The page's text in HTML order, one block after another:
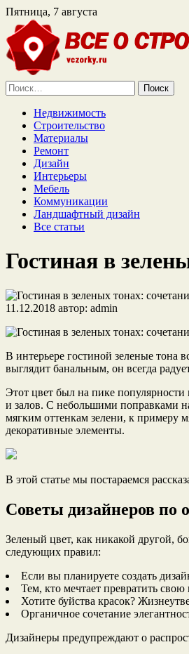
Пятница, 7 августа
Найти:
Недвижимость
Строительство
Материалы
Ремонт
Дизайн
Интерьеры
Мебель
Коммуникации
Ландшафтный дизайн
Все статьи
Гостиная в
11.12.2018 автор: admin
В интерьере гостиной зеленые тона
выглядит банальным, он всегда
Этот цвет был на пике
и залов. С небольшими поправками
мягким оттенкам зелени, к примеру
декоративные элементы.
В этой статье мы постараемся
Советы дизайнеров по
Зеленый цвет, как никакой другой,
следующих правил:
Если вы планируете создать
Тем, кто мечтает превратить
Хотите буйства красок?
Органичное сочетание
Дизайнеры предупреждают о